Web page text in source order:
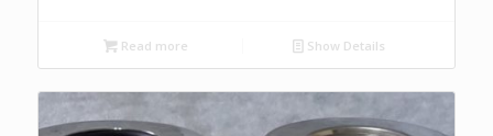
Read more Show Details